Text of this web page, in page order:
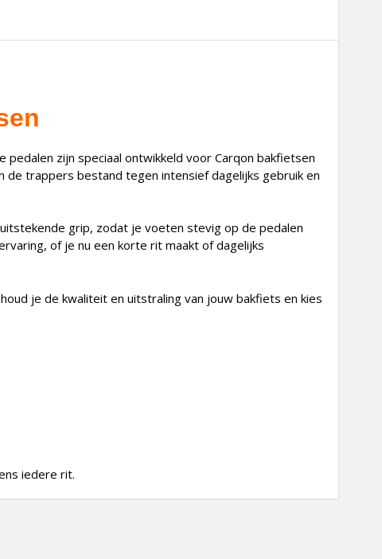
pedalen zijn speciaal ontwikkeld voor Carqon bakfietsen
de trappers bestand tegen intensief dagelijks gebruik en
grip, zodat je voeten stevig op de pedalen
of je nu een korte rit maakt of dagelijks
je de kwaliteit en uitstraling van jouw bakfiets en kies
iedere rit.